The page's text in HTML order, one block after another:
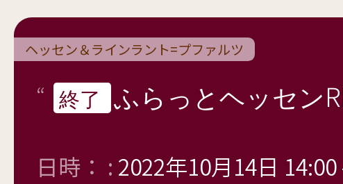
ヘッセン＆ラインラント=プファルツ
終了 ふらっとヘッセン
日時： : 2022年10月14日 14:00